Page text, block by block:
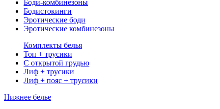
Боди-комбинезоны
Бодистокинги
Эротические боди
Эротические комбинезоны
Комплекты белья
Топ + трусики
С открытой грудью
Лиф + трусики
Лиф + пояс + трусики
Нижнее белье